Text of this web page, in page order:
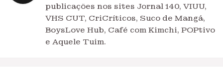
publicações nos sites Jornal 140, VIUU,
VHS CUT, CriCríticos, Suco de Mangá,
BoysLove Hub, Café com Kimchi, POPtivo
e Aquele Tuim.